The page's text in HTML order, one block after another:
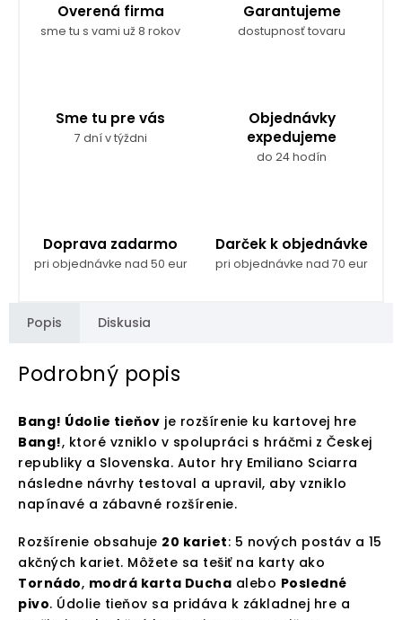
Overená firma
sme tu s vami už 8 rokov
Garantujeme
dostupnosť tovaru
Sme tu pre vás
7 dní v týždni
Objednávky
expedujeme
do 24 hodín
Doprava zadarmo
pri objednávke nad 50 eur
Darček k objednávke
pri objednávke nad 70 eur
Popis Diskusia
Podrobný popis
Bang! Údolie tieňov je rozšírenie ku kartovej hre
Bang!, ktoré vzniklo v spolupráci s hráčmi z Českej
republiky a Slovenska. Autor hry Emiliano Sciarra
následne návrhy testoval a upravil, aby vzniklo
napínavé a zábavné rozšírenie.
Rozšírenie obsahuje 20 kariet: 5 nových postáv a 15
akčných kariet. Môžete sa tešiť na karty ako
Tornádo, modrá karta Ducha alebo Posledné
pivo. Údolie tieňov sa pridáva k základnej hre a